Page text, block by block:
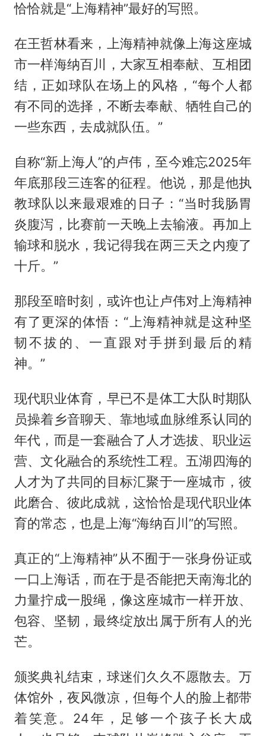
恰恰就是“上海精神”最好的写照。
在王哲林看来，上海精神就像上海这座城
市一样海纳百川，大家互相奉献、互相团
结，正如球队在场上的风格，“每个人都
有不同的选择，不断去奉献、牺牲自己的
一些东西，去成就队伍。”
自称“新上海人”的卢伟，至今难忘2025年
年底那段三连客的征程。他说，那是他执
教球队以来最艰难的日子：“当时我肠胃
炎腹泻，比赛前一天晚上去输液。再加上
输球和脱水，我记得我在两三天之内瘦了
十斤。”
那段至暗时刻，或许也让卢伟对上海精神
有了更深的体悟：“上海精神就是这种坚
韧不拔的、一直跟对手拼到最后的精
神。”
现代职业体育，早已不是体工大队时期队
员操着乡音聊天、靠地域血脉维系认同的
年代，而是一套融合了人才选拔、职业运
营、文化融合的系统性工程。五湖四海的
人才为了共同的目标汇聚于一座城市，彼
此磨合、彼此成就，这恰恰是现代职业体
育的常态，也是上海“海纳百川”的写照。
真正的“上海精神”从不囿于一张身份证或
一口上海话，而在于是否能把天南海北的
力量拧成一股绳，像这座城市一样开放、
包容、坚韧，最终绽放出属于所有人的光
芒。
颁奖典礼结束，球迷们久久不愿散去。万
体馆外，夜风微凉，但每个人的脸上都带
着笑意。24年，足够一个孩子长大成